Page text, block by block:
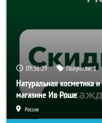
09:36:26 Получили:1
Натуральная косметика
магазине Ив Роше
Россия